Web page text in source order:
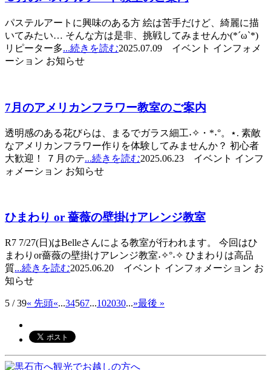
パステルアートに興味のある方 絵は苦手だけど、綺麗に描
いてみたい… そんな方は是非、挑戦してみませんか(*´ω`*)
リピーター多...続きを読む2025.07.09 イベント インフォメ
ーション お知らせ
7月のアメリカンフラワー教室のご案内
透明感のある花びらは、まるでガラス細工˖✧・*˖°。⋆. 素敵
なアメリカンフラワー作りを体験してみませんか？ 初心者
大歓迎！ ７月のテ...続きを読む2025.06.23 イベント インフ
ォメーション お知らせ
ひまわり or 薔薇の壁掛けアレンジ教室
R7 7/27(日)はBelleさんによる教室が行われます。 今回はひ
まわりor薔薇の壁掛けアレンジ教室˖✧°˖✧ ひまわりは高品
質...続きを読む2025.06.20 イベント インフォメーション お
知らせ
5 / 39« 先頭«...34567...102030...»最後 »